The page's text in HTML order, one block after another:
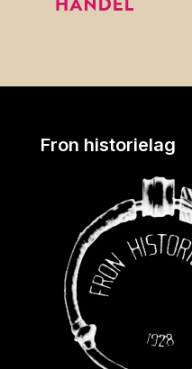
Fron historielag